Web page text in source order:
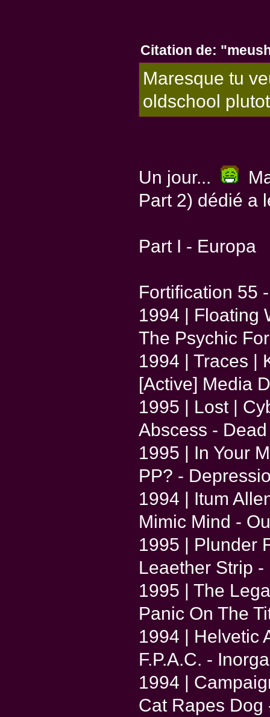
Citation de:
Maresque tu
oldschool
Un jour...
Part 2) dédié a
Part I - Europa
Fortification 55
1994 | Floating
The Psychic
1994 | Traces |
[Active] Media
1995 | Lost |
Abscess -
1995 | In Your
PP? -
1994 | Itum
Mimic Mind -
1995 | Plunder
Leaether Strip -
1995 | The
Panic On The
1994 | Helvetic
F.P.A.C. -
1994 |
Cat Rapes Dog